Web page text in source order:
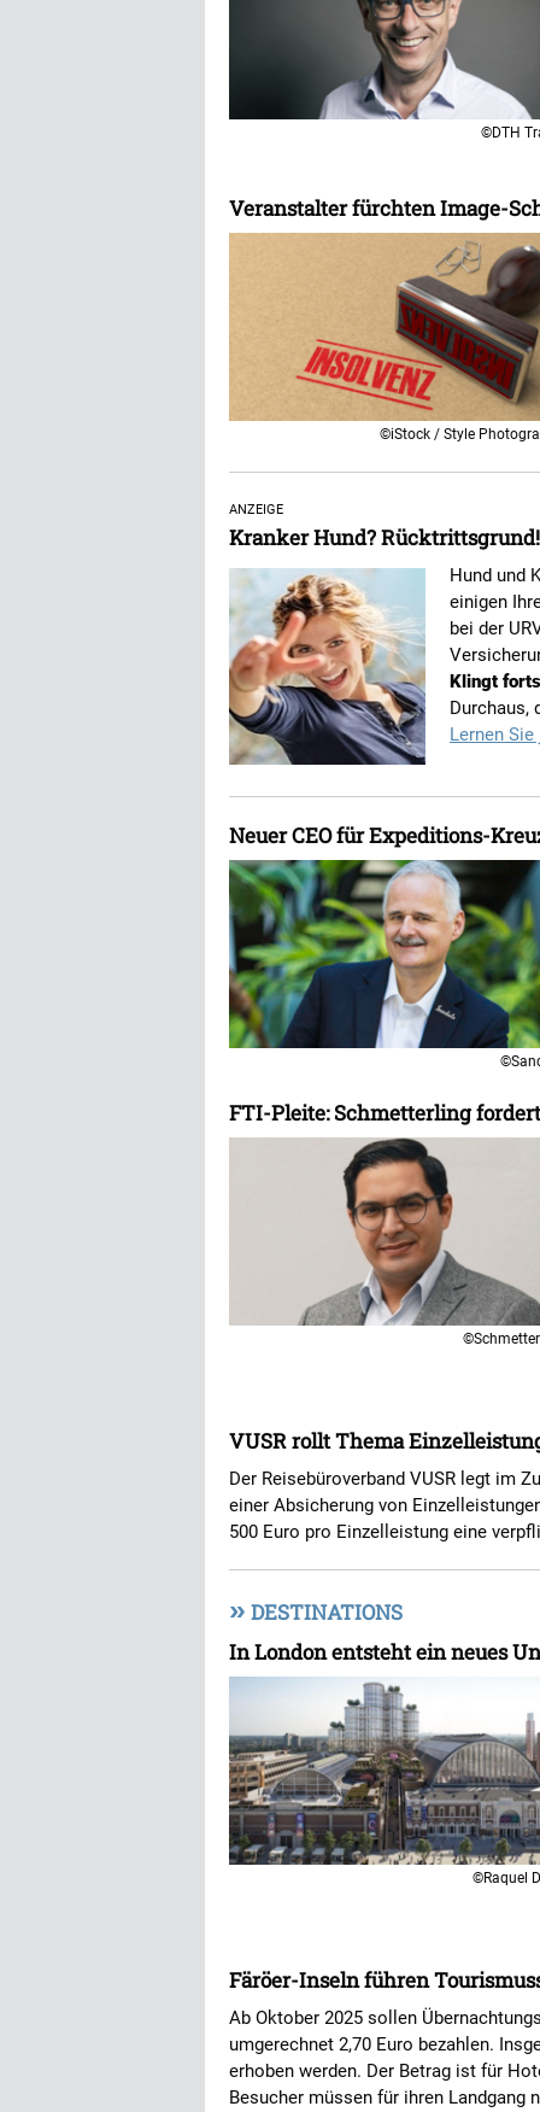
©DTH
Veranstalter fürchten Image-
©iStock / Style
ANZEIGE
Kranker Hund? Rücktrittsgrund!
Hund und
einigen
bei der
Klingt
Durchaus,
Lernen
Neuer CEO für Expeditions-
FTI-Pleite: Schmetterling
VUSR rollt Thema
Der Reisebüroverband VUSR legt im
einer Absicherung von
500 Euro pro Einzelleistung eine
» DESTINATIONS
In London entsteht ein neues
©Raquel
Färöer-Inseln führen
Ab Oktober 2025 sollen
umgerechnet 2,70 Euro bezahlen.
erhoben werden. Der Betrag ist für
Besucher müssen für ihren Landgang